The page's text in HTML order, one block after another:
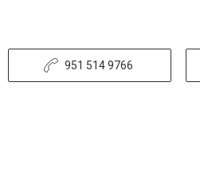
951 514 9766